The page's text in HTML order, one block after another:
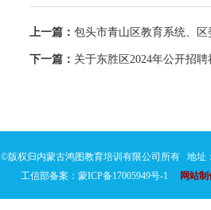
上一篇： 包头市青山区教育系统、
下一篇： 关于东胜区2024年公开招
©版权归内蒙古鸿图教育培训有限公司所有 地址
工信部备案：蒙ICP备17005949号-1
网站